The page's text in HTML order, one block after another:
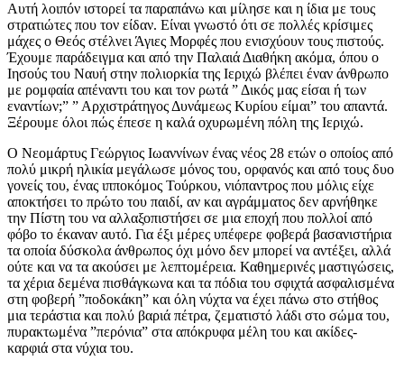
Αυτή λοιπόν ιστορεί τα παραπάνω και μίλησε και η ίδια με τους
στρατιώτες που τον είδαν. Είναι γνωστό ότι σε πολλές κρίσιμες
μάχες ο Θεός στέλνει Άγιες Μορφές που ενισχύουν τους πιστούς.
Έχουμε παράδειγμα και από την Παλαιά Διαθήκη ακόμα, όπου ο
Ιησούς του Ναυή στην πολιορκία της Ιεριχώ βλέπει έναν άνθρωπο
με ρομφαία απέναντι του και τον ρωτά ” Δικός μας είσαι ή των
εναντίων;” ” Αρχιστράτηγος Δυνάμεως Κυρίου είμαι” του απαντά.
Ξέρουμε όλοι πώς έπεσε η καλά οχυρωμένη πόλη της Ιεριχώ.
Ο Νεομάρτυς Γεώργιος Ιωαννίνων ένας νέος 28 ετών ο οποίος από
πολύ μικρή ηλικία μεγάλωσε μόνος του, ορφανός και από τους δυο
γονείς του, ένας ιπποκόμος Τούρκου, νιόπαντρος που μόλις είχε
αποκτήσει το πρώτο του παιδί, αν και αγράμματος δεν αρνήθηκε
την Πίστη του να αλλαξοπιστήσει σε μια εποχή που πολλοί από
φόβο το έκαναν αυτό. Για έξι μέρες υπέφερε φοβερά βασανιστήρια
τα οποία δύσκολα άνθρωπος όχι μόνο δεν μπορεί να αντέξει, αλλά
ούτε και να τα ακούσει με λεπτομέρεια. Καθημερινές μαστιγώσεις,
τα χέρια δεμένα πισθάγκωνα και τα πόδια του σφιχτά ασφαλισμένα
στη φοβερή ”ποδοκάκη” και όλη νύχτα να έχει πάνω στο στήθος
μια τεράστια και πολύ βαριά πέτρα, ζεματιστό λάδι στο σώμα του,
πυρακτωμένα ”περόνια” στα απόκρυφα μέλη του και ακίδες-
καρφιά στα νύχια του.